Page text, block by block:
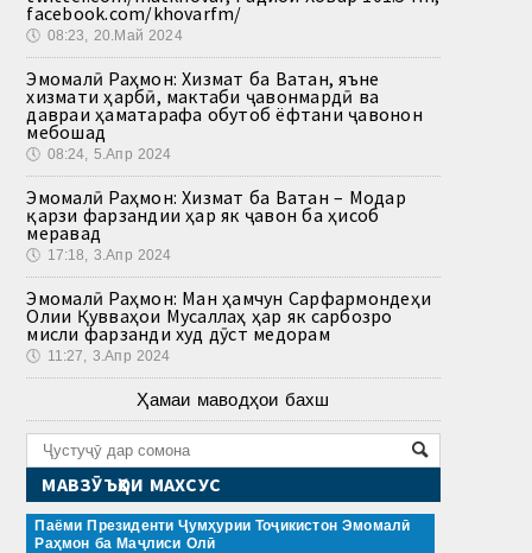
facebook.com/khovarfm/
🕔 08:23, 20.Май 2024
Эмомалӣ Раҳмон: Хизмат ба Ватан, яъне
хизмати ҳарбӣ, мактаби ҷавонмардӣ ва
давраи ҳаматарафа обутоб ёфтани ҷавонон
мебошад
🕔 08:24, 5.Апр 2024
Эмомалӣ Раҳмон: Хизмат ба Ватан – Модар
қарзи фарзандии ҳар як ҷавон ба ҳисоб
меравад
🕔 17:18, 3.Апр 2024
Эмомалӣ Раҳмон: Ман ҳамчун Сарфармондеҳи
Олии Қувваҳои Мусаллаҳ ҳар як сарбозро
мисли фарзанди худ дӯст медорам
🕔 11:27, 3.Апр 2024
Ҳамаи маводҳои бахш
МАВЗӮЪҲОИ МАХСУС
Паёми Президенти Ҷумҳурии Тоҷикистон Эмомалӣ
Раҳмон ба Маҷлиси Олӣ